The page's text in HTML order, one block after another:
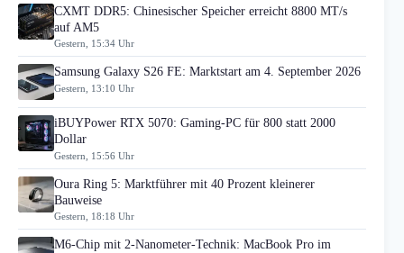
CXMT DDR5: Chinesischer Speicher erreicht 8800 MT/s
auf AM5
Gestern, 15:34 Uhr
Samsung Galaxy S26 FE: Marktstart am 4. September 2026
Gestern, 13:10 Uhr
iBUYPower RTX 5070: Gaming-PC für 800 statt 2000
Dollar
Gestern, 15:56 Uhr
Oura Ring 5: Marktführer mit 40 Prozent kleinerer
Bauweise
Gestern, 18:18 Uhr
M6-Chip mit 2-Nanometer-Technik: MacBook Pro im